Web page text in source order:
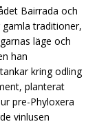
Bairrada och
traditioner,
läge och
han
kring odling
planterat
pre-Phyloxera
vinlusen